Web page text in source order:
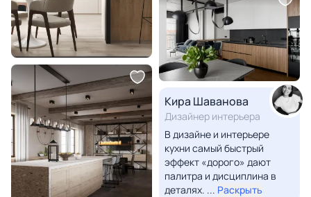
Кира Шаванова
Дизайнер интерьера
В дизайне и интерьере
кухни самый быстрый
эффект «дорого» дают
палитра и дисциплина в
деталях. ... Раскрыть